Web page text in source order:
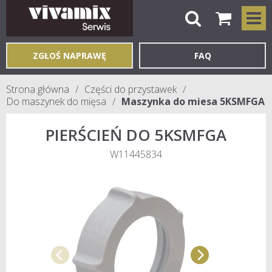
ZGŁOŚ NAPRAWĘ FAQ
Strona główna
Części do przystawek
Do maszynek do mięsa
Maszynka do miesa 5KSMFGA
PIERŚCIEŃ DO 5KSMFGA
W11445834